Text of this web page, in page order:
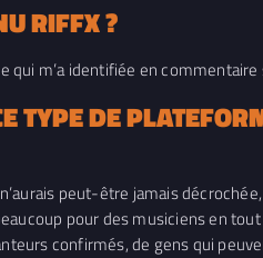
RIFFX ?
qui m’a identifiée en
TYPE DE
peut-être jamais
pour des musiciens en
confirmés, de gens qui